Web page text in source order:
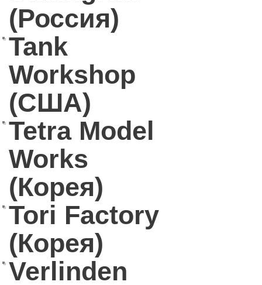
(Россия)
Tank
Workshop
(США)
Tetra Model
Works
(Корея)
Tori Factory
(Корея)
Verlinden